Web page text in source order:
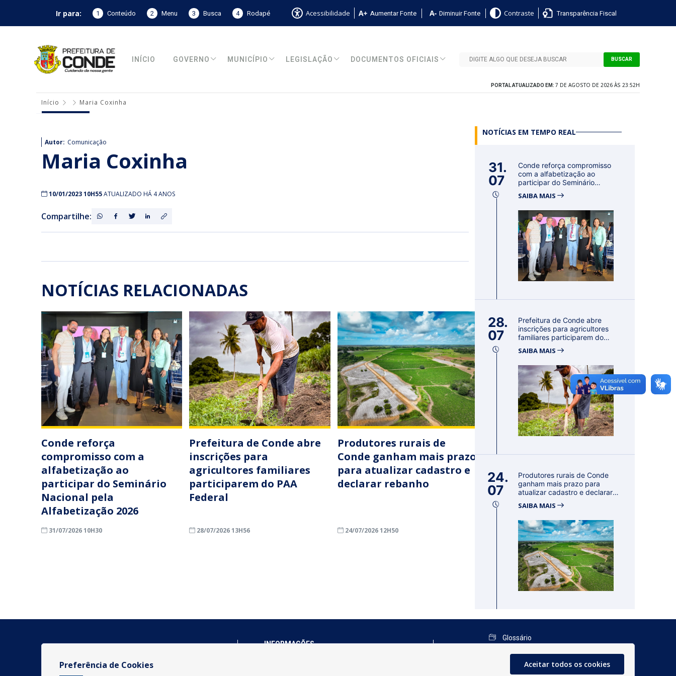
Ir para: 1 Conteúdo 2 Menu 3 Busca 4 Rodapé Acessibilidade Aumentar Fonte Diminuir Fonte Contraste Transparência Fiscal
INÍCIO GOVERNO MUNICÍPIO LEGISLAÇÃO DOCUMENTOS OFICIAIS BUSCAR
PORTAL ATUALIZADO EM: 7 DE AGOSTO DE 2026 ÀS 23:52H
Início Maria Coxinha
Autor: Comunicação
Maria Coxinha
10/01/2023 10H55ATUALIZADO HÁ 4 ANOS
Compartilhe:
NOTÍCIAS RELACIONADAS
Conde reforça
compromisso com a
alfabetização ao
participar do Seminário
Nacional pela
Alfabetização 2026
31/07/2026 10H30
Prefeitura de Conde abre
inscrições para
agricultores familiares
participarem do PAA
Federal
28/07/2026 13H56
Produtores rurais de
Conde ganham mais prazo
para atualizar cadastro e
declarar rebanho
24/07/2026 12H50
NOTÍCIAS EM TEMPO REAL
31.
07
Conde reforça compromisso
com a alfabetização ao
participar do Seminário
SAIBA MAIS
28.
07
Prefeitura de Conde abre
inscrições para agricultores
familiares participarem do
SAIBA MAIS
24.
07
Produtores rurais de Conde
ganham mais prazo para
atualizar cadastro e declarar
SAIBA MAIS
INFORMAÇÕES
Glossário
Mapa do Site
Perguntas Frequentes
Preferência de Cookies Aceitar todos os cookies